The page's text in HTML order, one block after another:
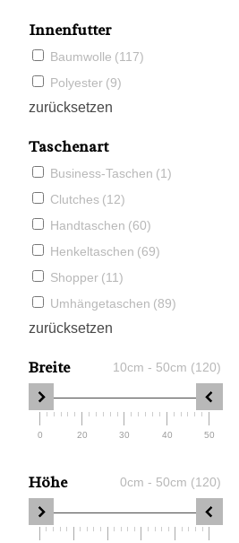
Innenfutter
Baumwolle (117)
Polyester (9)
zurücksetzen
Taschenart
Business-Taschen (1)
Clutches (12)
Handtaschen (60)
Henkeltaschen (69)
Shopper (11)
Umhängetaschen (89)
zurücksetzen
Breite 10cm - 50cm (120)
0 20 30 40 50
Höhe 0cm - 50cm (120)